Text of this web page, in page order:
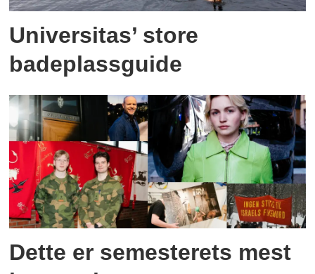
Universitas’ store
badeplassguide
Dette er semesterets mest